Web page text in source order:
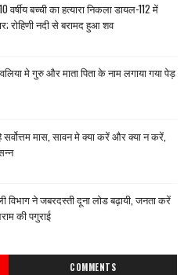
बच्ची का हत्यारा निकला डायल-112 में
रोहिणी नदी से बरामद हुआ शव
मे गुरु और माता पिता के नाम लगाया गया पेड़
सर्वोत्तम मास, सावन मे क्या करें और क्या न करें,
विभाग ने जबरदस्ती दूना लोड बढ़ायी, जनता करें
की पगुराई
COMMENTS